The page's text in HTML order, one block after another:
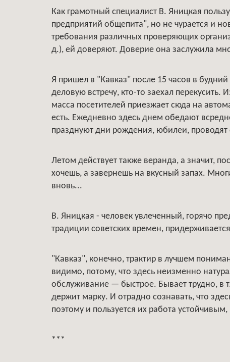
Как грамотный специалист В. Яницкая
предприятий общепита", но не чурается и
требования различных проверяющих
д.), ей доверяют. Доверие она заслужила
Я пришел в "Кавказ" после 15 часов в
деловую встречу, кто-то заехал
масса посетителей приезжает сюда на
есть. Ежедневно здесь днем обедают
празднуют дни рождения, юбилеи, проводят
Летом действует также веранда, а значит,
хочешь, а завернешь на вкусный запах.
вновь...
В. Яницкая - человек увлеченный, горячо
традиции советских времен,
"Кавказ", конечно, трактир в лучшем
видимо, потому, что здесь неизменно
обслуживание — быстрое. Бывает трудно, в
держит марку. И отрадно сознавать, что
поэтому и пользуется их работа
***